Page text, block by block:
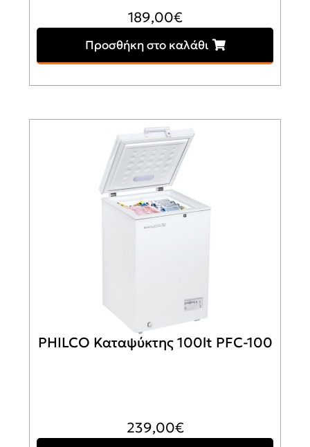
189,00€
Προσθήκη στο καλάθι
PHILCO Καταψύκτης 100lt PFC-100
239,00€